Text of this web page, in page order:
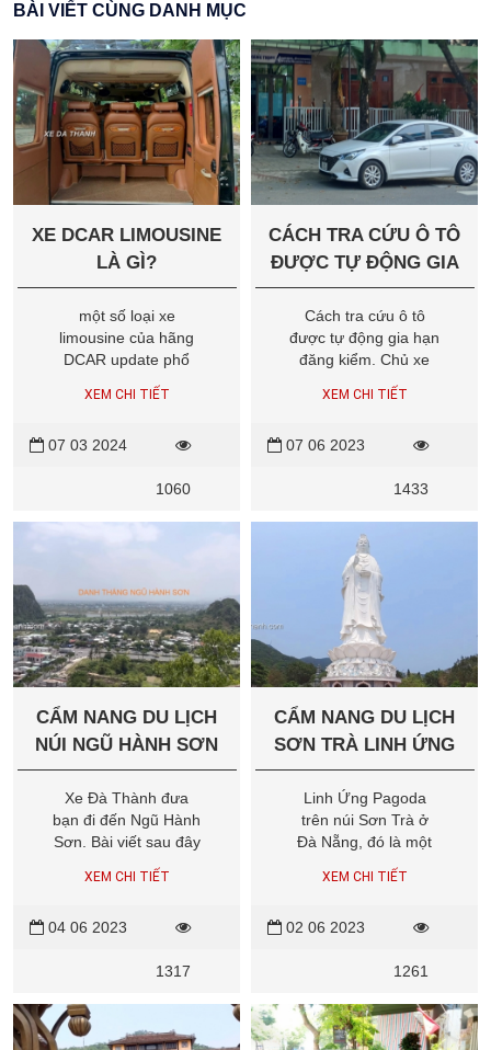
BÀI VIẾT CÙNG DANH MỤC
XE DCAR LIMOUSINE
LÀ GÌ?
một số loại xe
limousine của hãng
DCAR update phổ
biến tại Việt Nam như
Hyundai Solati Dcar,
Limousine, Fuso
Thaco Dcar
Hyundai Universe
XEM CHI TIẾT
07 03 2024
1060
CÁCH TRA CỨU Ô TÔ
ĐƯỢC TỰ ĐỘNG GIA
HẠN ĐĂNG KIỂM
Cách tra cứu ô tô
được tự động gia hạn
đăng kiểm. Chủ xe
có thể vào trang web
Cục Đăng kiểm Việt
thông tin và in Giấy
hiệu lực của giấy
kiểm định.
XEM CHI TIẾT
07 06 2023
1433
CẨM NANG DU LỊCH
NÚI NGŨ HÀNH SƠN
ĐÀ NẴNG
Xe Đà Thành đưa
bạn đi đến Ngũ Hành
Sơn. Bài viết sau đây
là cẩm nang du lịch
núi Ngũ Hành Sơn
du lịch núi Ngũ Hành
bạn tham khảo khi du
chuỗi du lịch Sơn Trà
Đà Nẵng, Ngũ Hành
XEM CHI TIẾT
04 06 2023
1317
CẨM NANG DU LỊCH
SƠN TRÀ LINH ỨNG
Linh Ứng Pagoda
trên núi Sơn Trà ở
Đà Nẵng, đó là một
điểm tham quan nổi
tiếng. Linh Ứng
đỉnh núi Sơn Trà,
cảnh tuyệt đẹp và
tĩnh để tìm hiểu về
văn hóa và tôn giáo.
XEM CHI TIẾT
02 06 2023
1261